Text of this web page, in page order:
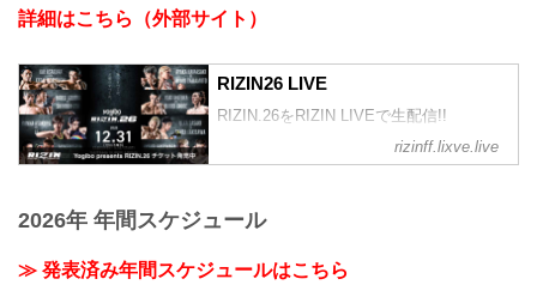
詳細はこちら（外部サイト）
RIZIN26 LIVE
RIZIN.26をRIZIN LIVEで生配信!!
rizinff.lixve.live
2026年 年間スケジュール
≫ 発表済み年間スケジュールはこちら